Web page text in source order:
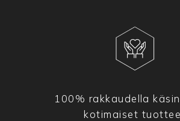
100% rakkaudella
kotimaiset